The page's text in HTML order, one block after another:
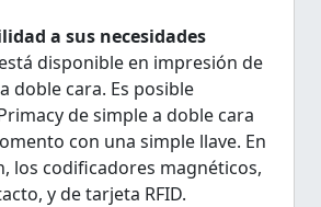
a sus necesidades
disponible en impresión de
doble cara. Es posible
de simple a doble cara
con una simple llave. En
los codificadores magnéticos,
y de tarjeta RFID.